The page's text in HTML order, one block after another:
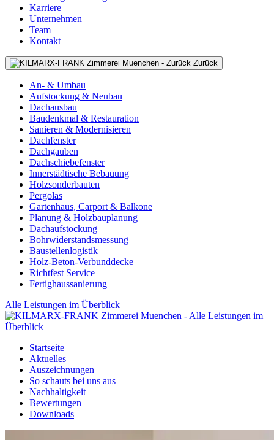
Karriere
Unternehmen
Team
Kontakt
Zurück
An- & Umbau
Aufstockung & Neubau
Dachausbau
Baudenkmal & Restauration
Sanieren & Modernisieren
Dachfenster
Dachgauben
Dachschiebefenster
Innerstädtische Bebauung
Holzsonderbauten
Pergolas
Gartenhaus, Carport & Balkone
Planung & Holzbauplanung
Dachaufstockung
Bohrwiderstandsmessung
Baustellenlogistik
Holz-Beton-Verbunddecke
Richtfest Service
Fertighaussanierung
Alle Leistungen im Überblick
Startseite
Aktuelles
Auszeichnungen
So schauts bei uns aus
Nachhaltigkeit
Bewertungen
Downloads